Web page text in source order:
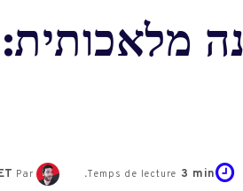
Par Temps de lecture 3 min.